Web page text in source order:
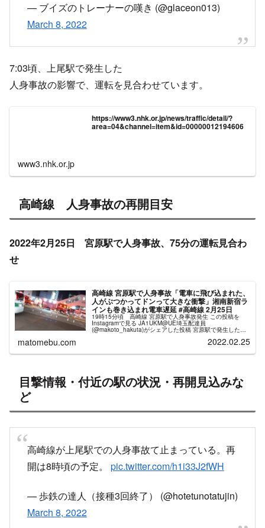
— ブイズのトレーナーの嘆き (@glaceon013)
March 8, 2022
7:03頃、上尾駅で発生した
人身事故の影響で、運転を見合わせています。
https://www3.nhk.or.jp/news/traffic/detail/?
area=04&channel=item&id=00000012194606
www3.nhk.or.jp
高崎線 人身事故の再開目安
2022年2月25日 宮原駅で人身事故、75分の運転見合わ
せ
高崎線 宮原駅で人身事故「電車に飛び込まれた、
人がぶつかってドンって大きな衝撃」湘南新宿ラ
インも巻き込まれ電車遅延 #高崎線 2月25日
19時15分頃 高崎線 宮原駅で人身事故発生 この投稿を
Instagramで見る JA1UKM@UE埼玉配達員
(@makoto_hakuta)がシェアした投稿 宮原駅で発生した人
matomebu.com 2022.02.25
目撃情報・付近の駅の状況・再開見込みな
ど
高崎線が上尾駅での人身事故て止まっている。再
開は8時頃の予定。 pic.twitter.com/h1i33J2fWH
— 歩鉄の達人（接種3回終了） (@hotetunotatujin)
March 8, 2022